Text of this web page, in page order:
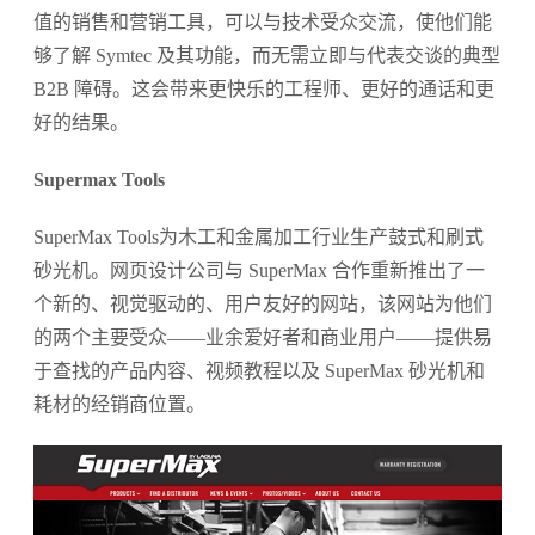
值的销售和营销工具，可以与技术受众交流，使他们能
够了解 Symtec 及其功能，而无需立即与代表交谈的典型
B2B 障碍。这会带来更快乐的工程师、更好的通话和更
好的结果。
Supermax Tools
SuperMax Tools为木工和金属加工行业生产鼓式和刷式
砂光机。网页设计公司与 SuperMax 合作重新推出了一
个新的、视觉驱动的、用户友好的网站，该网站为他们
的两个主要受众——业余爱好者和商业用户——提供易
于查找的产品内容、视频教程以及 SuperMax 砂光机和
耗材的经销商位置。